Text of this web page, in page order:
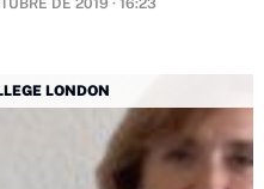
DE 2019 · 16:23
LONDON